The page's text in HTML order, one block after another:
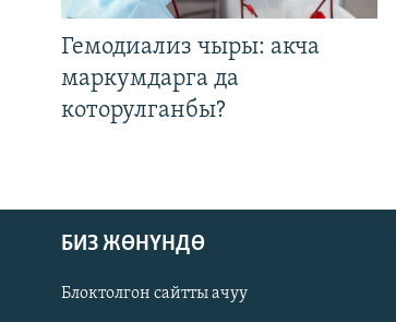
Гемодиализ чыры: акча
маркумдарга да
которулганбы?
БИЗ ЖӨНҮНДӨ
Блоктолгон сайтты ачуу